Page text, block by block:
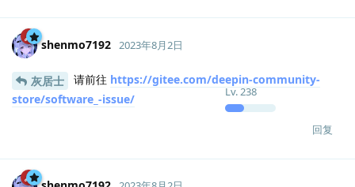
shenmo7192
Lv.238
2023年8月2日
灰居士 请前往 https://gitee.com/deepin-community-
store/software_-issue/
回复